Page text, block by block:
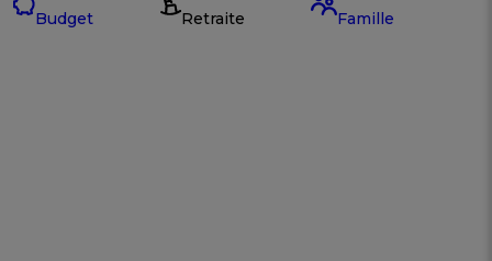
Budget Retraite Famille